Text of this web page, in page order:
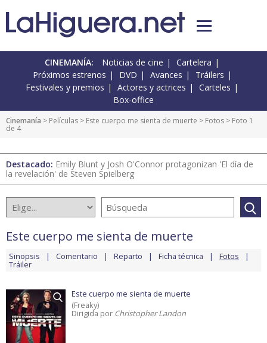
CINEMANÍA: Noticias de cine
Cartelera
Próximos estrenos
DVD Avances
Tráilers
Festivales y premios
Actores y actrices
Carteles
Box-office
Cinemanía > Películas > Este cuerpo me sienta de muerte > Fotos > Foto 1
de 4
Destacado: Emily Blunt y Josh O'Connor protagonizan 'El día de
la revelación' de Steven Spielberg
Este cuerpo me sienta de muerte
Sinopsis Comentario Reparto Ficha técnica Fotos
Tráiler
Este cuerpo me sienta de muerte
(Freaky)
Dirigida por Christopher Landon